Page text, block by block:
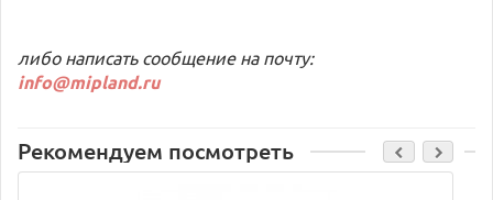
либо написать сообщение на почту:
info@mipland.ru
Рекомендуем посмотреть